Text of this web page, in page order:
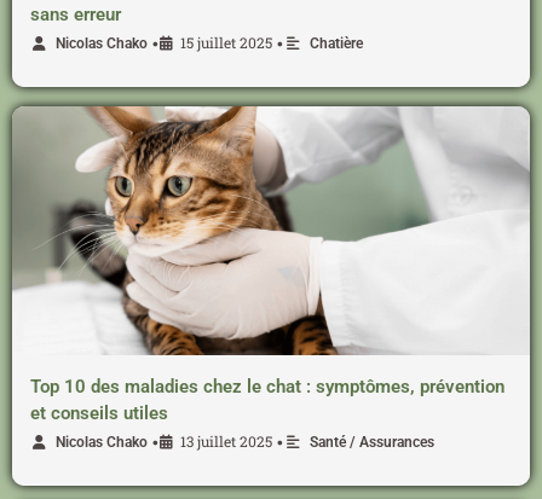
sans erreur
Nicolas Chako • 15 juillet 2025 • Chatière
Top 10 des maladies chez le chat : symptômes, prévention
et conseils utiles
Nicolas Chako • 13 juillet 2025 • Santé / Assurances